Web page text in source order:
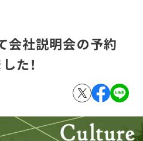
会社説明会の予約
た！